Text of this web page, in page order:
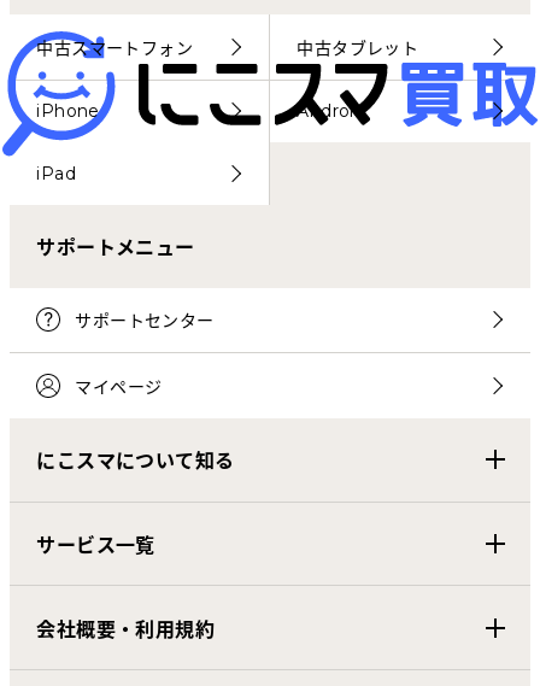
マイページ
中古スマートフォン 中古タブレット
iPhone Android
iPad
サポートメニュー
サポートセンター
マイページ
にこスマについて知る
サービス一覧
会社概要・利用規約